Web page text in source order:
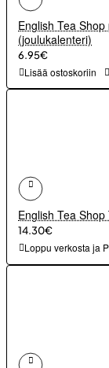
English Tea
(joulukalenteri)
6.95€
Lisää ostoskoriin
English Tea
14.30€
Loppu verkosta ja